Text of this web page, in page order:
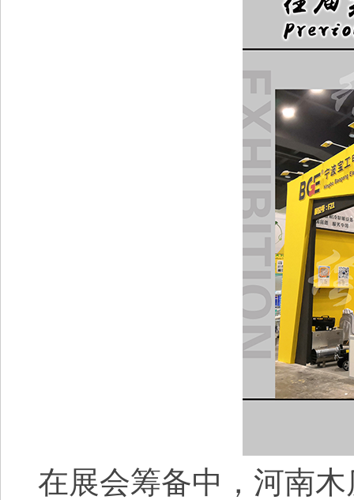
在展会筹备中，河南